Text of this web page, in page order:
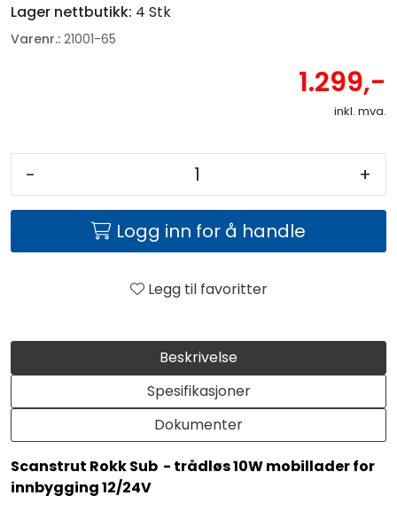
Beskrivelse
Spesifikasjoner
Dokumenter
Scanstrut Rokk Sub - trådløs 10W mobillader for
innbygging 12/24V
Lager nettbutikk: 4 Stk
Varenr.: 21001-65
1.299,-
inkl. mva.
- +
Logg inn for å handle
Legg til favoritter